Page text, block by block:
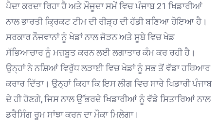
ਪੈਦਾ ਕਰਦਾ ਰਿਹਾ ਹੈ ਅਤੇ ਮੌਜੂਦਾ ਸਮੇਂ ਵਿਚ ਪੰਜਾਬ 21 ਖਿਡਾਰੀਆਂ
ਨਾਲ ਭਾਰਤੀ ਕ੍ਰਿਕਟ ਟੀਮ ਦੀ ਰੀੜ੍ਹ ਦੀ ਹੱਡੀ ਬਣਿਆ ਹੋਇਆ ਹੈ।
ਸਰਕਾਰ ਨੌਜਵਾਨਾਂ ਨੂੰ ਖੇਡਾਂ ਨਾਲ ਜੋੜਨ ਅਤੇ ਸੂਬੇ ਵਿਚ ਖੇਡ
ਸੱਭਿਆਚਾਰ ਨੂੰ ਮਜ਼ਬੂਤ ਕਰਨ ਲਈ ਲਗਾਤਾਰ ਕੰਮ ਕਰ ਰਹੀ ਹੈ।
ਉਨ੍ਹਾਂ ਨੇ ਨਸ਼ਿਆਂ ਵਿਰੁੱਧ ਲੜਾਈ ਵਿਚ ਖੇਡਾਂ ਨੂੰ ਸਭ ਤੋਂ ਵੱਡਾ ਹਥਿਆਰ
ਕਰਾਰ ਦਿੱਤਾ। ਉਨ੍ਹਾਂ ਕਿਹਾ ਕਿ ਇਸ ਲੀਗ ਵਿਚ ਸਾਰੇ ਖਿਡਾਰੀ ਪੰਜਾਬ
ਦੇ ਹੀ ਹੋਣਗੇ, ਜਿਸ ਨਾਲ ਉੱਭਰਦੇ ਖਿਡਾਰੀਆਂ ਨੂੰ ਵੱਡੇ ਸਿਤਾਰਿਆਂ ਨਾਲ
ਡਰੈਸਿੰਗ ਰੂਮ ਸਾਂਝਾ ਕਰਨ ਦਾ ਮੌਕਾ ਮਿਲੇਗਾ।